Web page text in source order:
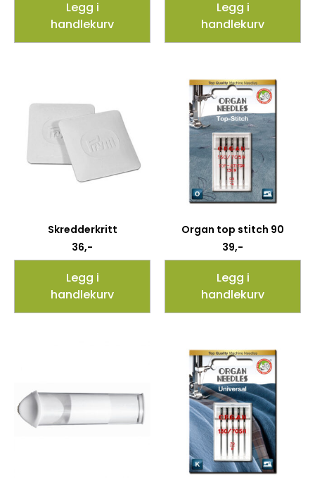
Legg i
handlekurv
Legg i
handlekurv
Skredderkritt
36,-
Legg i
handlekurv
Organ top stitch 90
39,-
Legg i
handlekurv